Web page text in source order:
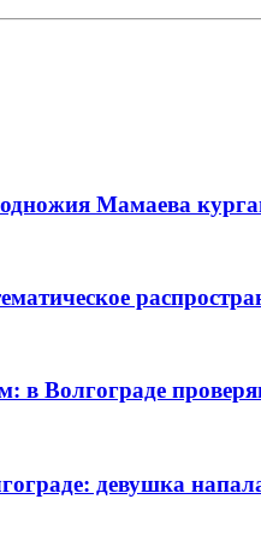
Мамаева
в Волгограде
девушка